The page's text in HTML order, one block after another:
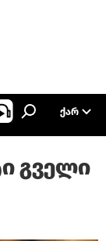
ᲥᲐᲠ
გველი